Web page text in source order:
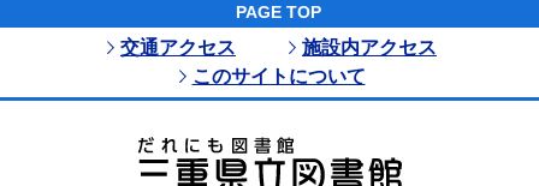
PAGE TOP
交通アクセス
施設内アクセス
このサイトについて